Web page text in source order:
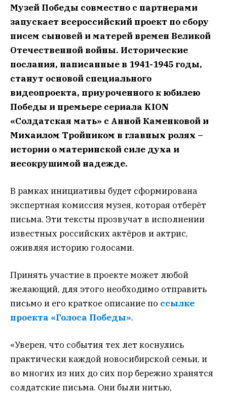
Музей Победы совместно с партнерами
запускает всероссийский проект по сбору
писем сыновей и матерей времен Великой
Отечественной войны. Исторические
послания, написанные в 1941-1945 годы,
станут основой специального
видеопроекта, приуроченного к юбилею
Победы и премьере сериала KION
«Солдатская мать» с Анной Каменковой и
Михаилом Тройником в главных ролях –
истории о материнской силе духа и
несокрушимой надежде.
В рамках инициативы будет сформирована
экспертная комиссия музея, которая отберёт
письма. Эти тексты прозвучат в исполнении
известных российских актёров и актрис,
оживляя историю голосами.
Принять участие в проекте может любой
желающий, для этого необходимо отправить
письмо и его краткое описание по ссылке
проекта «Голоса Победы».
«Уверен, что события тех лет коснулись
практически каждой новосибирской семьи, и
во многих из них до сих пор бережно хранятся
солдатские письма. Они были нитью,